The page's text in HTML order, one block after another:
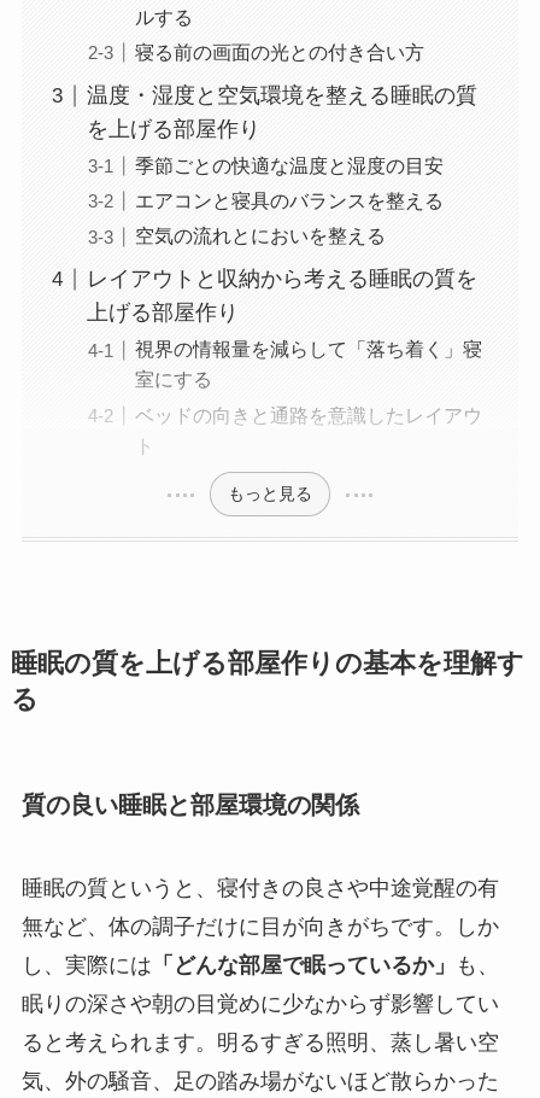
ルする
寝る前の画面の光との付き合い方
温度・湿度と空気環境を整える睡眠の質
を上げる部屋作り
季節ごとの快適な温度と湿度の目安
エアコンと寝具のバランスを整える
空気の流れとにおいを整える
レイアウトと収納から考える睡眠の質を
上げる部屋作り
視界の情報量を減らして「落ち着く」寝
室にする
ベッドの向きと通路を意識したレイアウ
ト
もっと見る
睡眠の質を上げる部屋作りの基本を理解す
る
質の良い睡眠と部屋環境の関係
睡眠の質というと、寝付きの良さや中途覚醒の有
無など、体の調子だけに目が向きがちです。しか
し、実際には 「どんな部屋で眠っているか」
も、
眠りの深さや朝の目覚めに少なからず影響してい
ると考えられます。明るすぎる照明、蒸し暑い空
気、外の騒音、足の踏み場がないほど散らかった